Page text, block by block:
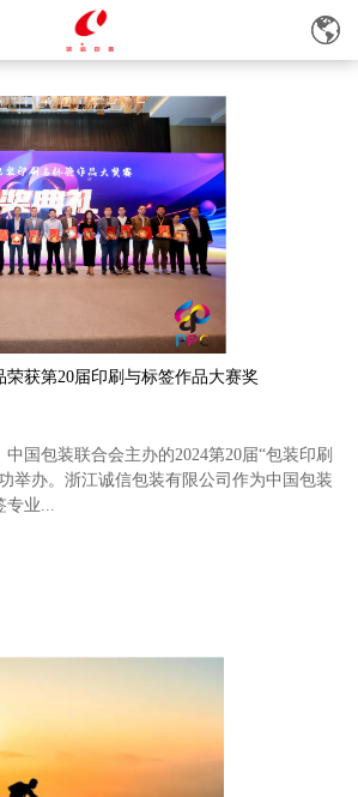
获第20届印刷与标签作品大赛奖
中国包装联合会主办的2024第20届“包装印刷
举办。浙江诚信包装有限公司作为中国包装
专业...